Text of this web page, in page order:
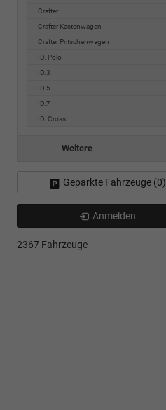
Crafter
Crafter Kastenwagen
Crafter Pritschenwagen
ID. Polo
ID.3
ID.5
ID.7
ID. Cross
Weitere
Geparkte Fahrzeuge (0)
Anmelden
2367 Fahrzeuge